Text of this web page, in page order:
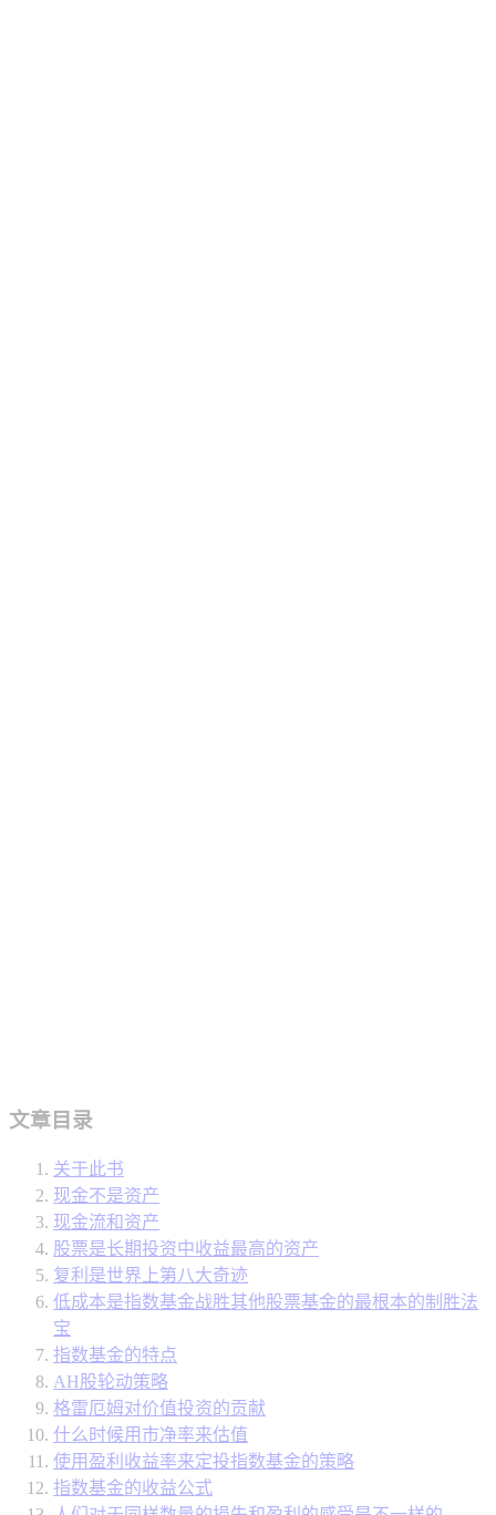
文章目录
关于此书
现金不是资产
现金流和资产
股票是长期投资中收益最高的资产
复利是世界上第八大奇迹
低成本是指数基金战胜其他股票基金的最根本的制胜法
宝
指数基金的特点
AH股轮动策略
格雷厄姆对价值投资的贡献
什么时候用市净率来估值
使用盈利收益率来定投指数基金的策略
指数基金的收益公式